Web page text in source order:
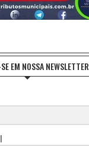
EM NOSSA NEWSLETTER